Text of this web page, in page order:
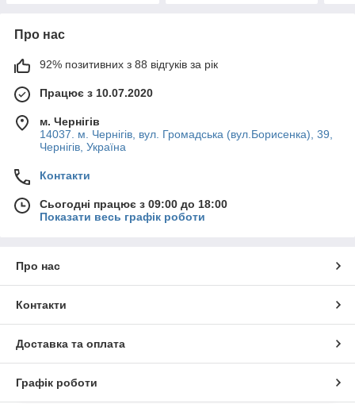
Про нас
92% позитивних з 88 відгуків за рік
Працює з 10.07.2020
м. Чернігів
14037. м. Чернігів, вул. Громадська (вул.Борисенка), 39,
Чернігів, Україна
Контакти
Сьогодні працює з 09:00 до 18:00
Показати весь графік роботи
Про нас
Контакти
Доставка та оплата
Графік роботи